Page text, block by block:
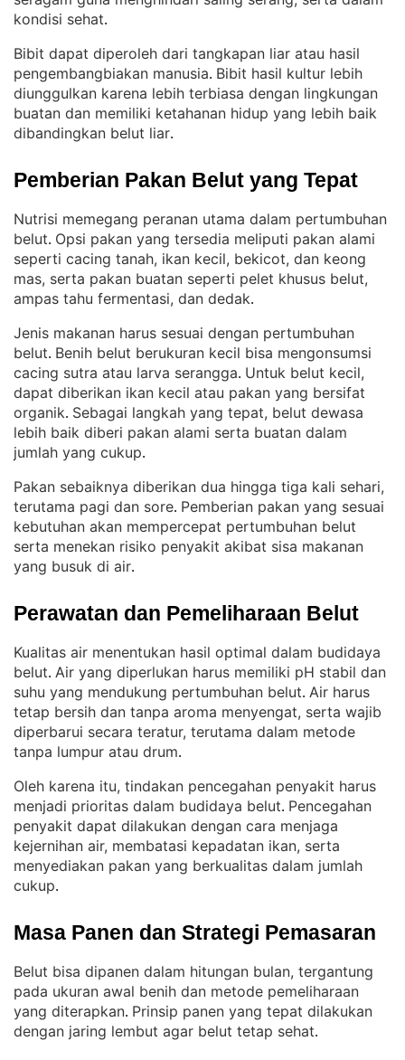
kondisi sehat.
Bibit dapat diperoleh dari tangkapan liar atau hasil
pengembangbiakan manusia. Bibit hasil kultur lebih
diunggulkan karena lebih terbiasa dengan lingkungan
buatan dan memiliki ketahanan hidup yang lebih baik
dibandingkan belut liar.
Pemberian Pakan Belut yang Tepat
Nutrisi memegang peranan utama dalam pertumbuhan
belut. Opsi pakan yang tersedia meliputi pakan alami
seperti cacing tanah, ikan kecil, bekicot, dan keong
mas, serta pakan buatan seperti pelet khusus belut,
ampas tahu fermentasi, dan dedak.
Jenis makanan harus sesuai dengan pertumbuhan
belut. Benih belut berukuran kecil bisa mengonsumsi
cacing sutra atau larva serangga. Untuk belut kecil,
dapat diberikan ikan kecil atau pakan yang bersifat
organik. Sebagai langkah yang tepat, belut dewasa
lebih baik diberi pakan alami serta buatan dalam
jumlah yang cukup.
Pakan sebaiknya diberikan dua hingga tiga kali sehari,
terutama pagi dan sore. Pemberian pakan yang sesuai
kebutuhan akan mempercepat pertumbuhan belut
serta menekan risiko penyakit akibat sisa makanan
yang busuk di air.
Perawatan dan Pemeliharaan Belut
Kualitas air menentukan hasil optimal dalam budidaya
belut. Air yang diperlukan harus memiliki pH stabil dan
suhu yang mendukung pertumbuhan belut. Air harus
tetap bersih dan tanpa aroma menyengat, serta wajib
diperbarui secara teratur, terutama dalam metode
tanpa lumpur atau drum.
Oleh karena itu, tindakan pencegahan penyakit harus
menjadi prioritas dalam budidaya belut. Pencegahan
penyakit dapat dilakukan dengan cara menjaga
kejernihan air, membatasi kepadatan ikan, serta
menyediakan pakan yang berkualitas dalam jumlah
cukup.
Masa Panen dan Strategi Pemasaran
Belut bisa dipanen dalam hitungan bulan, tergantung
pada ukuran awal benih dan metode pemeliharaan
yang diterapkan. Prinsip panen yang tepat dilakukan
dengan jaring lembut agar belut tetap sehat.